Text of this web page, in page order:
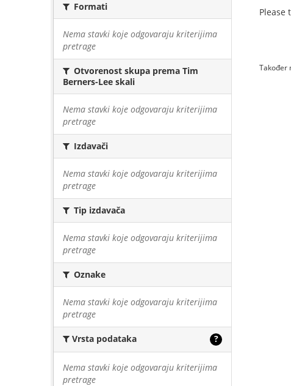
Formati
Nema stavki koje odgovaraju kriterijima
pretrage
Otvorenost skupa prema Tim
Berners-Lee skali
Nema stavki koje odgovaraju kriterijima
pretrage
Izdavači
Nema stavki koje odgovaraju kriterijima
pretrage
Tip izdavača
Nema stavki koje odgovaraju kriterijima
pretrage
Oznake
Nema stavki koje odgovaraju kriterijima
pretrage
Vrsta podataka ?
Nema stavki koje odgovaraju kriterijima
pretrage
Please
Također